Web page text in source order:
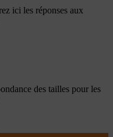
ici les réponses aux
des tailles pour les